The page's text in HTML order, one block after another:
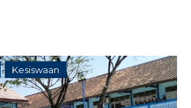
Kesiswaan